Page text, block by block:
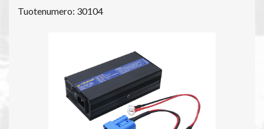
Tuotenumero: 30104